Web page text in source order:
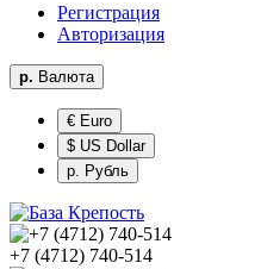
Регистрация
Авторизация
р. Валюта
€ Euro
$ US Dollar
р. Рубль
+7 (4712) 740-514